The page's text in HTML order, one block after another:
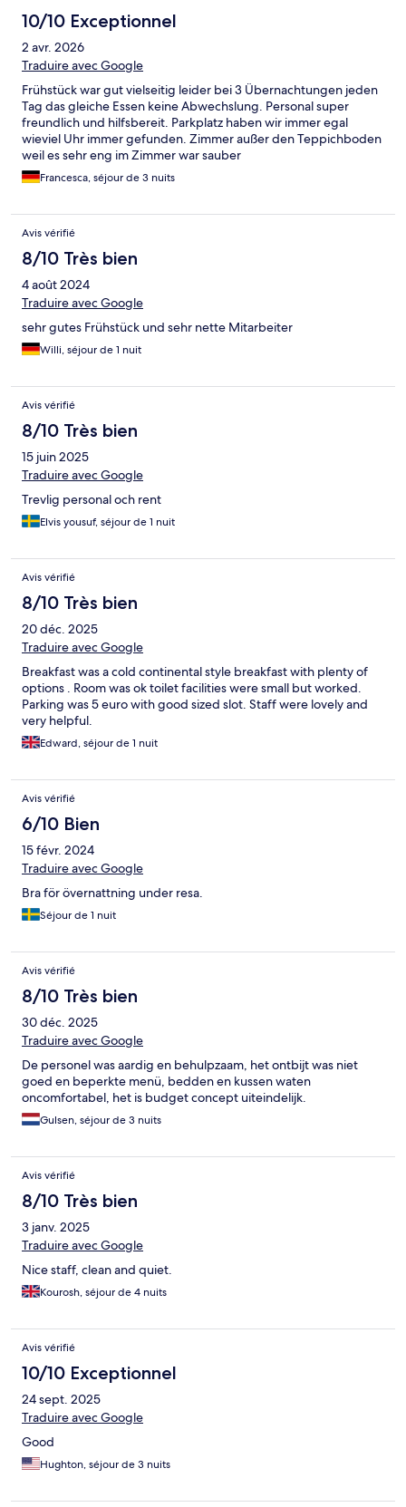
10/10 Exceptionnel
2 avr. 2026
Traduire avec Google
Frühstück war gut vielseitig leider bei 3 Übernachtungen jeden
Tag das gleiche Essen keine Abwechslung. Personal super
freundlich und hilfsbereit. Parkplatz haben wir immer egal
wieviel Uhr immer gefunden. Zimmer außer den Teppichboden
weil es sehr eng im Zimmer war sauber
Francesca, séjour de 3 nuits
Avis vérifié
8/10 Très bien
4 août 2024
Traduire avec Google
sehr gutes Frühstück und sehr nette Mitarbeiter
Willi, séjour de 1 nuit
Avis vérifié
8/10 Très bien
15 juin 2025
Traduire avec Google
Trevlig personal och rent
Elvis yousuf, séjour de 1 nuit
Avis vérifié
8/10 Très bien
20 déc. 2025
Traduire avec Google
Breakfast was a cold continental style breakfast with plenty of
options . Room was ok toilet facilities were small but worked.
Parking was 5 euro with good sized slot. Staff were lovely and
very helpful.
Edward, séjour de 1 nuit
Avis vérifié
6/10 Bien
15 févr. 2024
Traduire avec Google
Bra för övernattning under resa.
Séjour de 1 nuit
Avis vérifié
8/10 Très bien
30 déc. 2025
Traduire avec Google
De personel was aardig en behulpzaam, het ontbijt was niet
goed en beperkte menü, bedden en kussen waten
oncomfortabel, het is budget concept uiteindelijk.
Gulsen, séjour de 3 nuits
Avis vérifié
8/10 Très bien
3 janv. 2025
Traduire avec Google
Nice staff, clean and quiet.
Kourosh, séjour de 4 nuits
Avis vérifié
10/10 Exceptionnel
24 sept. 2025
Traduire avec Google
Good
Hughton, séjour de 3 nuits